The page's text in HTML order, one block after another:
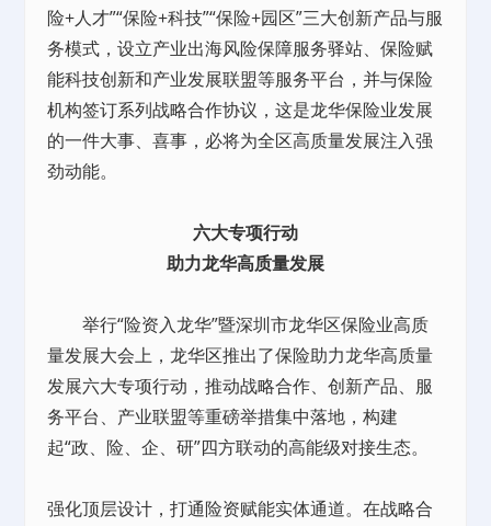
险+人才”“保险+科技”“保险+园区”三大创新产品与服
务模式，设立产业出海风险保障服务驿站、保险赋
能科技创新和产业发展联盟等服务平台，并与保险
机构签订系列战略合作协议，这是龙华保险业发展
的一件大事、喜事，必将为全区高质量发展注入强
劲动能。
六大专项行动
助力龙华高质量发展
举行“险资入龙华”暨深圳市龙华区保险业高质
量发展大会上，龙华区推出了保险助力龙华高质量
发展六大专项行动，推动战略合作、创新产品、服
务平台、产业联盟等重磅举措集中落地，构建
起“政、险、企、研”四方联动的高能级对接生态。
强化顶层设计，打通险资赋能实体通道。在战略合